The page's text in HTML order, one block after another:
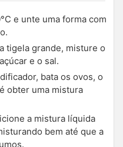
e unte uma forma com
tigela grande, misture o
e o sal.
bata os ovos, o
obter uma mistura
a mistura líquida
bem até que a